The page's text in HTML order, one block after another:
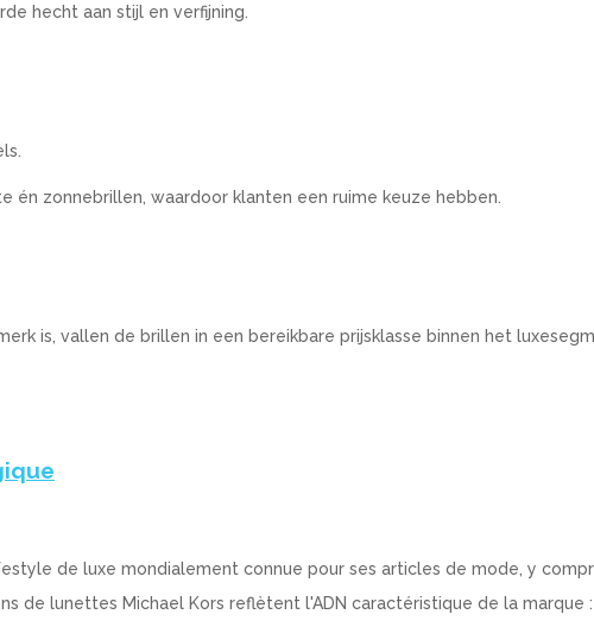
hecht aan stijl en verfijning.
én zonnebrillen, waardoor klanten een ruime keuze hebben.
is, vallen de brillen in een bereikbare prijsklasse binnen het
de luxe mondialement connue pour ses articles de mode, y
de lunettes Michael Kors reflètent l'ADN caractéristique de la marque